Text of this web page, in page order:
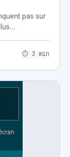
pas sur
⏱ 3 min